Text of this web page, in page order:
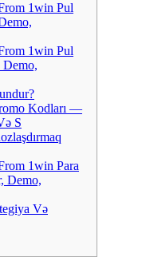
1win Pul
1win Pul
Demo,
Kodları —
S
1win Para
Demo,
Və